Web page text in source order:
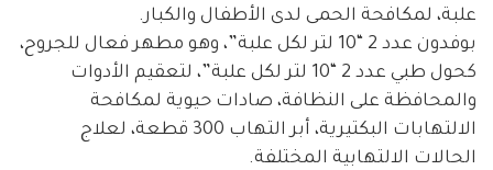
علبة، لمكافحة الحمى لدى الأطفال والكبار.
بوفدون عدد 2 “10 لتر لكل علبة”، وهو مطهر فعال للجروح،
كحول طبي عدد 2 “10 لتر لكل علبة”، لتعقيم الأدوات
والمحافظة على النظافة، صادات حيوية لمكافحة
الالتهابات البكتيرية، أبر التهاب 300 قطعة، لعلاج
الحالات الالتهابية المختلفة.